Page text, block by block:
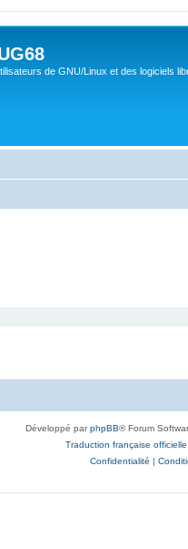
de GNU/Linux et des logiciels
Développé parphpBB® Forum
Traduction française officielle
Confidentialité |